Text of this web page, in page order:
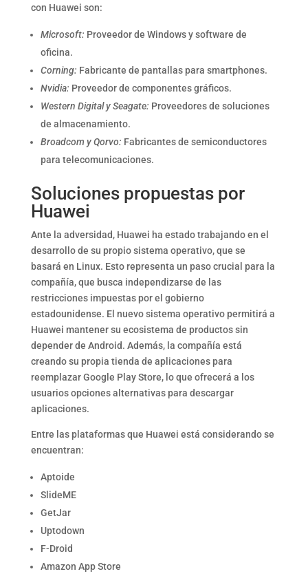
con Huawei son:
Microsoft: Proveedor de Windows y software de
oficina.
Corning: Fabricante de pantallas para smartphones.
Nvidia: Proveedor de componentes gráficos.
Western Digital y Seagate: Proveedores de soluciones
de almacenamiento.
Broadcom y Qorvo: Fabricantes de semiconductores
para telecomunicaciones.
Soluciones propuestas por
Huawei
Ante la adversidad, Huawei ha estado trabajando en el
desarrollo de su propio sistema operativo, que se
basará en Linux. Esto representa un paso crucial para la
compañía, que busca independizarse de las
restricciones impuestas por el gobierno
estadounidense. El nuevo sistema operativo permitirá a
Huawei mantener su ecosistema de productos sin
depender de Android. Además, la compañía está
creando su propia tienda de aplicaciones para
reemplazar Google Play Store, lo que ofrecerá a los
usuarios opciones alternativas para descargar
aplicaciones.
Entre las plataformas que Huawei está considerando se
encuentran:
Aptoide
SlideME
GetJar
Uptodown
F-Droid
Amazon App Store